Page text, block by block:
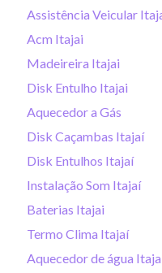
Assistência Veicular
Acm Itajai
Madeireira Itajai
Disk Entulho Itajai
Aquecedor a Gás
Disk Caçambas Itajaí
Disk Entulhos Itajaí
Instalação Som Itajaí
Baterias Itajai
Termo Clima Itajaí
Aquecedor de água